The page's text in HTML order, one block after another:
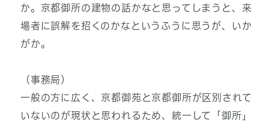
か。京都御所の建物の話かなと思ってしまうと、来
場者に誤解を招くのかなというふうに思うが、いか
がか。
（事務局）
一般の方に広く、京都御苑と京都御所が区別されて
いないのが現状と思われるため、統一して「御所」